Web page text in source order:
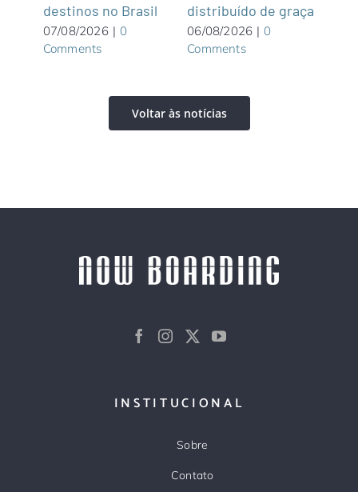
destinos no Brasil
07/08/2026 | 0
Comments
distribuído de graça
06/08/2026 | 0
Comments
Voltar às notícias
INSTITUCIONAL
Sobre
Contato